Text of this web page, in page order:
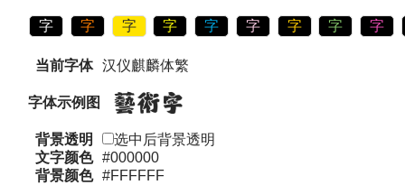
字 字 字 字 字 字 字 字 字
当前字体 汉仪麒麟体繁
字体示例图
背景透明
选中后背景透明
文字颜色 #000000
背景颜色 #FFFFFF